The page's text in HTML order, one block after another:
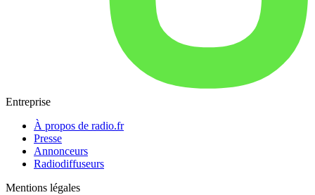
Entreprise
À propos de radio.fr
Presse
Annonceurs
Radiodiffuseurs
Mentions légales